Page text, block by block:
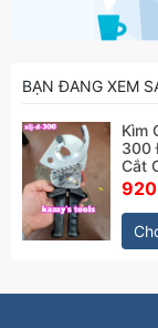
BẠN ĐANG XEM
Kìm
300
Cắt